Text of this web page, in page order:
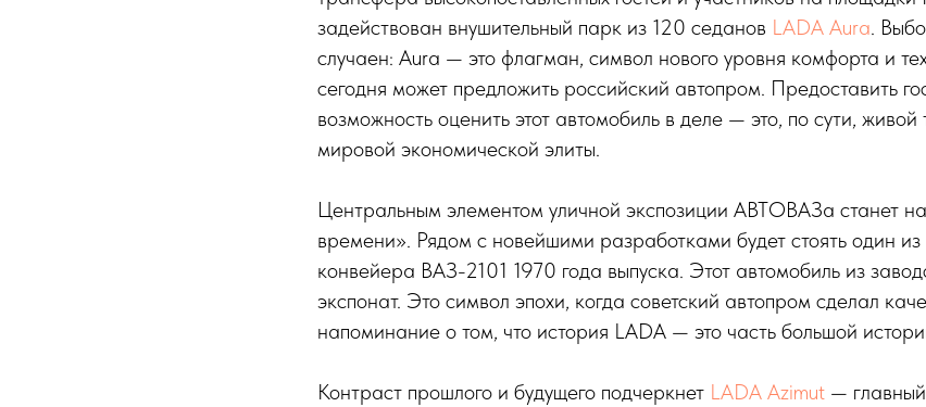
задействован внушительный парк из 120 седанов LADA Aura.
случаен: Aura — это флагман, символ нового уровня комфорта и
сегодня может предложить российский автопром. Предоставить
возможность оценить этот автомобиль в деле — это, по сути,
мировой экономической элиты.
Центральным элементом уличной экспозиции АВТОВАЗа станет
времени». Рядом с новейшими разработками будет стоять один
конвейера ВАЗ-2101 1970 года выпуска. Этот автомобиль из
экспонат. Это символ эпохи, когда советский автопром сделал
напоминание о том, что история LADA — это часть большой
Контраст прошлого и будущего подчеркнет LADA Azimut — главный